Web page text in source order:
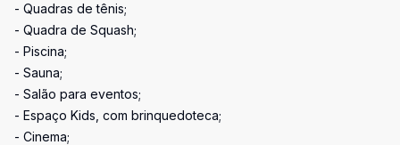
- Quadras de tênis;
- Quadra de Squash;
- Piscina;
- Sauna;
- Salão para eventos;
- Espaço Kids, com brinquedoteca;
- Cinema;